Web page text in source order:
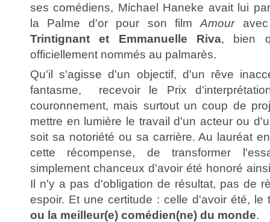
ses comédiens, Michael Haneke avait lui
la Palme d'or pour son filmAmour
Trintignant et Emmanuelle Riva, bien
officiellement nommés au palmarès.
Qu'il s'agisse d'un objectif, d'un rêve
fantasme, recevoir le Prix
couronnement, mais surtout un coup de
mettre en lumière le travail d'un acteur ou
soit sa notoriété ou sa carrière. Au lauréat
cette récompense, de transformer
simplement chanceux d'avoir été honoré
Il n'y a pas d'obligation de résultat, pas de
espoir. Et une certitude : celle d'avoir été,
ou la meilleur(e) comédien(ne) du monde.